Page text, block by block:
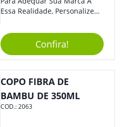
Essa Realidade, Personalize
Anotações Com Post-It E
Caneta. Elaborado A Partir De
Material Reciclado, O Brinde
Também É Prático, Tornando-
Se Assim Excelente Para Uso
Cotidiano. Perfeito, Não É?!
Confira!
COPO FIBRA DE
BAMBU DE 350ML
COD.:2063